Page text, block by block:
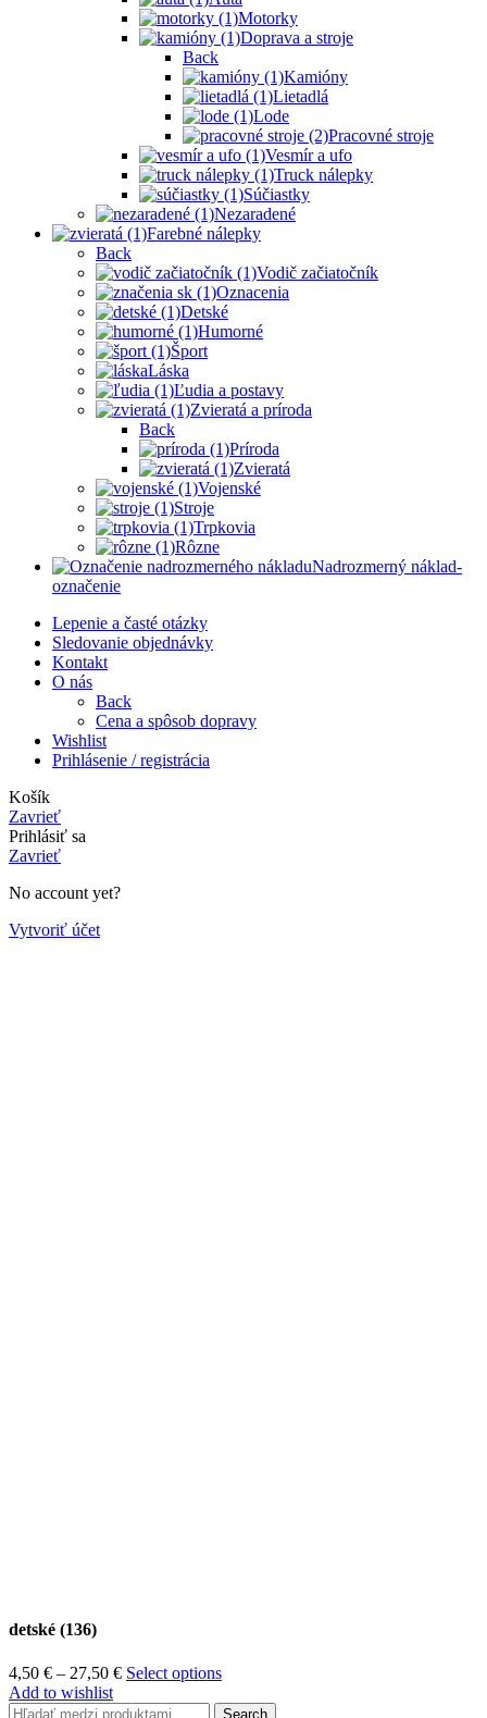
Motorky
Doprava a stroje
Back
Kamióny
Lietadlá
Lode
Pracovné stroje
Vesmír a ufo
Truck nálepky
Súčiastky
Nezaradené
Farebné nálepky
Back
Vodič začiatočník
Oznacenia
Detské
Humorné
Šport
Láska
Ľudia a postavy
Zvieratá a príroda
Back
Príroda
Zvieratá
Vojenské
Stroje
Trpkovia
Rôzne
Nadrozmerný náklad-
označenie
Lepenie a časté otázky
Sledovanie objednávky
Kontakt
O nás
Back
Cena a spôsob dopravy
Wishlist
Prihlásenie / registrácia
Košík
Zavrieť
Prihlásiť sa
Zavrieť
No account yet?
Vytvoriť účet
detské (136)
4,50 € – 27,50 €Price
4,50 €
Select options
Add to wishlist
Search